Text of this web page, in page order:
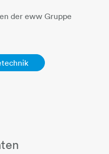
der eww Gruppe